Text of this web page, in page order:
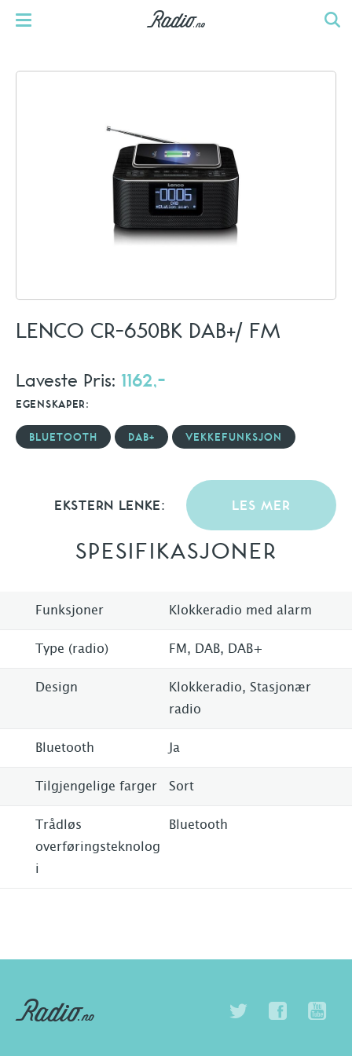
LENCO CR-650BK DAB+/ FM
Laveste Pris: 1162,-
EGENSKAPER:
BLUETOOTH DAB+ VEKKEFUNKSJON
EKSTERN LENKE: LES MER
SPESIFIKASJONER
Funksjoner Klokkeradio med alarm
Type (radio) FM, DAB, DAB+
Design
Klokkeradio, Stasjonær
radio
Bluetooth Ja
Tilgjengelige farger Sort
Trådløs
overføringsteknolog
i
Bluetooth